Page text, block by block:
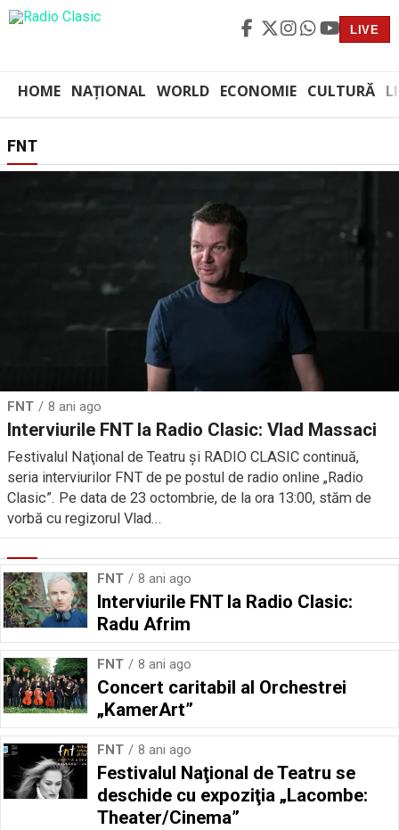
LIVE
HOME NAȚIONAL WORLD ECONOMIE CULTURĂ
FNT
FNT 8 ani ago
Interviurile FNT la Radio Clasic: Vlad Massaci
Festivalul Naţional de Teatru şi RADIO CLASIC continuă,
seria interviurilor FNT de pe postul de radio online „Radio
Clasic”. Pe data de 23 octombrie, de la ora 13:00, stăm de
vorbă cu regizorul Vlad...
FNT 8 ani ago
Interviurile FNT la Radio Clasic:
Radu Afrim
FNT 8 ani ago
Concert caritabil al Orchestrei
„KamerArt”
FNT 8 ani ago
Festivalul Naţional de Teatru se
deschide cu expoziţia „Lacombe:
Theater/Cinema”